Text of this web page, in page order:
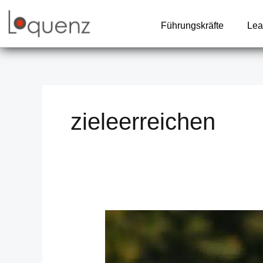
Inhalt
Führungskräfte
zieleerreichen
„Nicht